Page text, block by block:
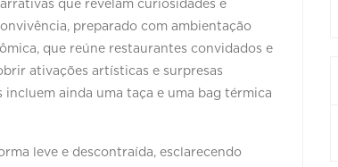
que revelam curiosidades e
preparado com ambientação
que reúne restaurantes convidados e
ativações artísticas e surpresas
ainda uma taça e uma bag térmica
leve e descontraída, esclarecendo